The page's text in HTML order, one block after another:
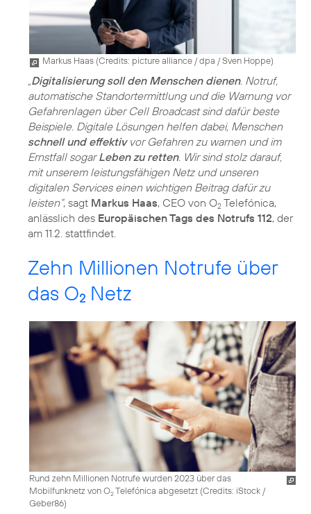
Markus Haas (Credits: picture alliance / dpa / Sven Hoppe)
„Digitalisierung soll den Menschen dienen. Notruf,
automatische Standortermittlung und die Warnung vor
Gefahrenlagen über Cell Broadcast sind dafür beste
Beispiele. Digitale Lösungen helfen dabei, Menschen
schnell und effektivvor Gefahren zu warnen und im
Ernstfall sogarLeben zu retten. Wir sind stolz darauf,
mit unserem leistungsfähigen Netz und unseren
digitalen Services einen wichtigen Beitrag dafür zu
leisten“, sagt Markus Haas, CEO von O2 Telefónica,
anlässlich des Europäischen Tags des Notrufs 112, der
am 11.2. stattfindet.
Zehn Millionen Notrufe über
das O2 Netz
Rund zehn Millionen Notrufe wurden 2023 über das
Mobilfunknetz von O2Telefónica abgesetzt (Credits: iStock /
Geber86)